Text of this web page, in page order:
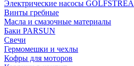
Электрические насосы
Винты гребные
Масла и смазочные материалы
Баки PARSUN
Свечи
Гермомешки и чехлы
Кофры для моторов